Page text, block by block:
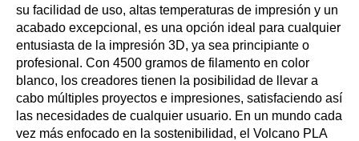
su facilidad de uso, altas temperaturas de impresión y un
acabado excepcional, es una opción ideal para cualquier
entusiasta de la impresión 3D, ya sea principiante o
profesional. Con 4500 gramos de filamento en color
blanco, los creadores tienen la posibilidad de llevar a
cabo múltiples proyectos e impresiones, satisfaciendo así
las necesidades de cualquier usuario. En un mundo cada
vez más enfocado en la sostenibilidad, el Volcano PLA